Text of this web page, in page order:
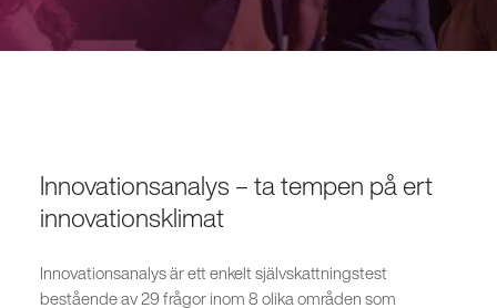
Innovationsanalys – ta tempen på ert
innovationsklimat
Innovationsanalys är ett enkelt självskattningstest
bestående av 29 frågor inom 8 olika områden som